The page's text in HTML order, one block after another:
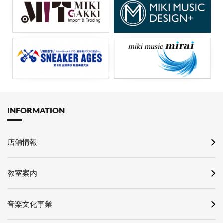
INFORMATION
店舗情報
教室案内
音楽文化事業